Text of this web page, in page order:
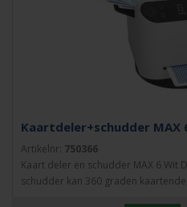
Kaartdeler+schudder MAX
Artikelnr: 750366
Kaart deler en schudder MAX 6 Wit
schudder kan 360 graden